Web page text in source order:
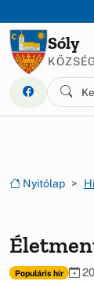
Sóly
Nyitólap
Populáris hír